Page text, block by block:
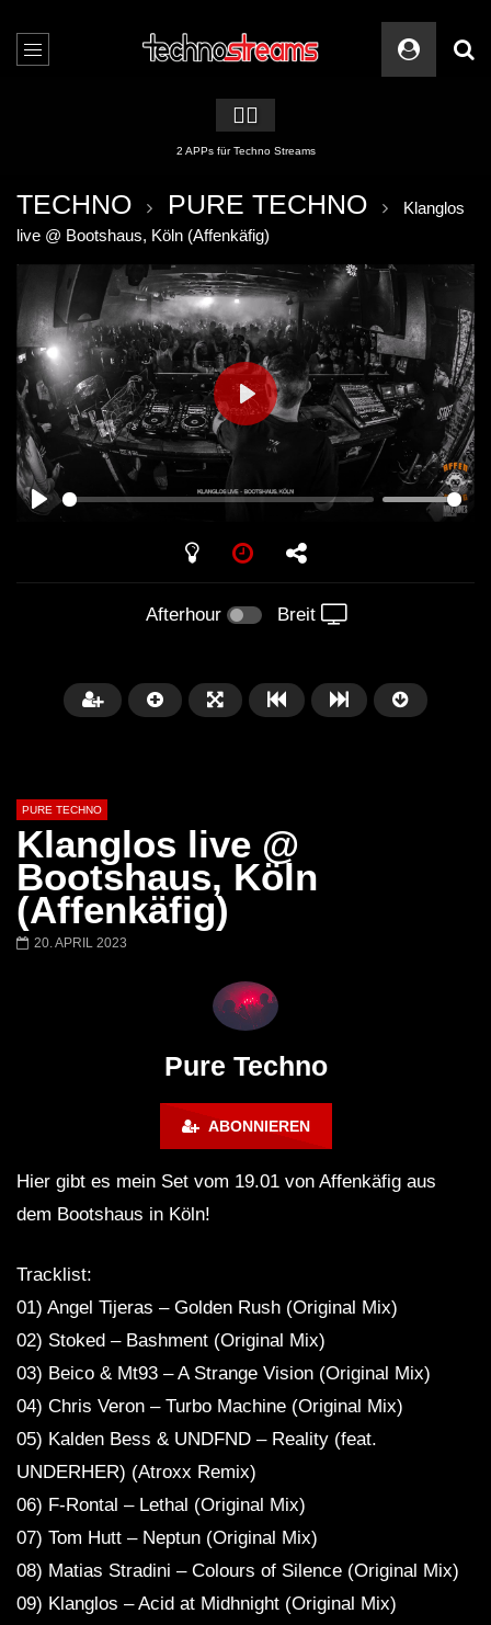
🏳️‍🌈
2 APPs für Techno Streams
TECHNO PURE TECHNO
Klanglos
live @ Bootshaus, Köln (Affenkäfig)
PLAY
PLAY
Afterhour Breit
01:31:35
PURE TECHNO
Klanglos live @
Bootshaus, Köln
(Affenkäfig)
20. APRIL 2023
Pure Techno
ABONNIEREN
Hier gibt es mein Set vom 19.01 von Affenkäfig aus
dem Bootshaus in Köln!
Tracklist:
01) Angel Tijeras – Golden Rush (Original Mix)
02) Stoked – Bashment (Original Mix)
03) Beico & Mt93 – A Strange Vision (Original Mix)
04) Chris Veron – Turbo Machine (Original Mix)
05) Kalden Bess & UNDFND – Reality (feat.
UNDERHER) (Atroxx Remix)
06) F-Rontal – Lethal (Original Mix)
07) Tom Hutt – Neptun (Original Mix)
08) Matias Stradini – Colours of Silence (Original Mix)
09) Klanglos – Acid at Midhnight (Original Mix)